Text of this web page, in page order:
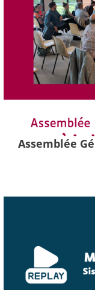
Assemblée